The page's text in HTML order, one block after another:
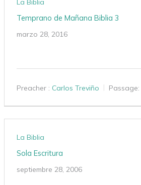
La Biblia
Temprano de Mañana Biblia 3
marzo 28, 2016
Preacher : Carlos Treviño Passage:
La Biblia
Sola Escritura
septiembre 28, 2006